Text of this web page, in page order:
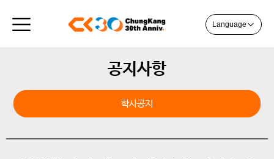
Language
공지사항
일반공지
학사공지